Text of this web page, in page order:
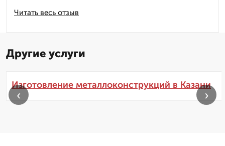
Читать весь отзыв
Другие услуги
Изготовление металлоконструкций в Казани
‹ ›